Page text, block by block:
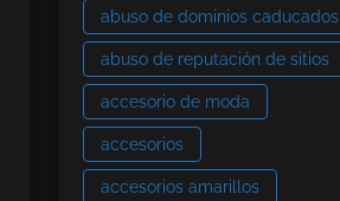
abuso de dominios caducados
abuso de reputación de sitios
accesorio de moda
accesorios
accesorios amarillos